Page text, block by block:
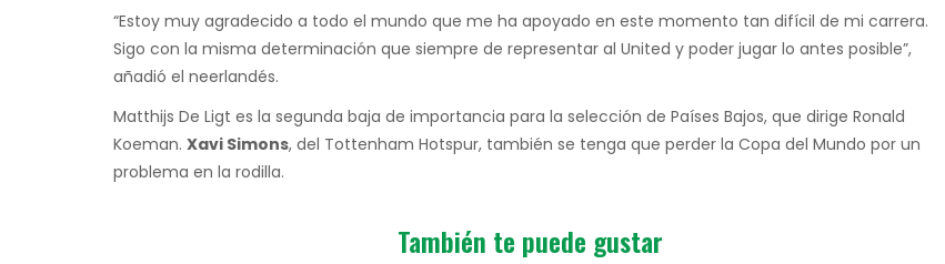
“Estoy muy agradecido a todo el mundo que me ha apoyado en este momento tan difícil de mi carrera.
Sigo con la misma determinación que siempre de representar al United y poder jugar lo antes posible”,
añadió el neerlandés.
Matthijs De Ligt es la segunda baja de importancia para la selección de Países Bajos, que dirige Ronald
Koeman. Xavi Simons, del Tottenham Hotspur, también se tenga que perder la Copa del Mundo por un
problema en la rodilla.
También te puede gustar